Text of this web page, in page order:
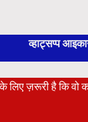
व्हाट्सप्प
लिए ज़रूरी है कि